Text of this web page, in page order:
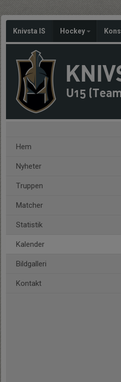
Knivsta IS Hockey
U15
Hem
Nyheter
Truppen
Matcher
Statistik
Kalender
Bildgalleri
Kontakt